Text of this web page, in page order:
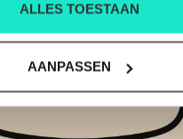
ALLES TOESTAAN
AANPASSEN